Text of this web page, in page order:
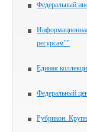
Федеральный
ресурсам""
Единая
Федеральный
Рубрикон.